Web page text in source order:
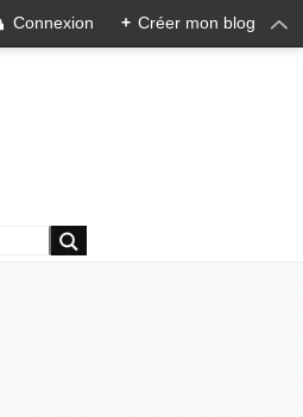
Connexion + Créer mon blog